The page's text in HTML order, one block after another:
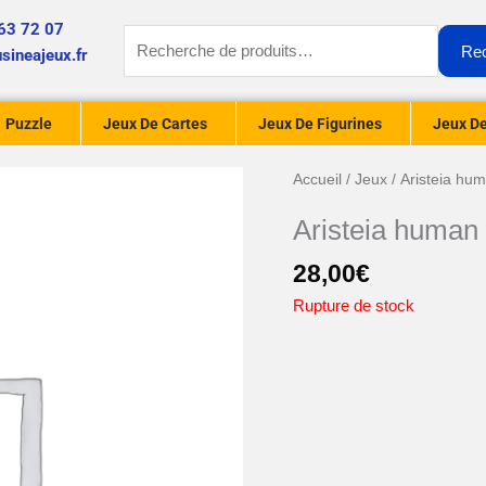
72 07
pour :
Puzzle Jeux De Cartes Jeux De Figurines Jeux
Accueil /Jeux / Aristeia
Aristeia human
28,00€
Rupture de stock